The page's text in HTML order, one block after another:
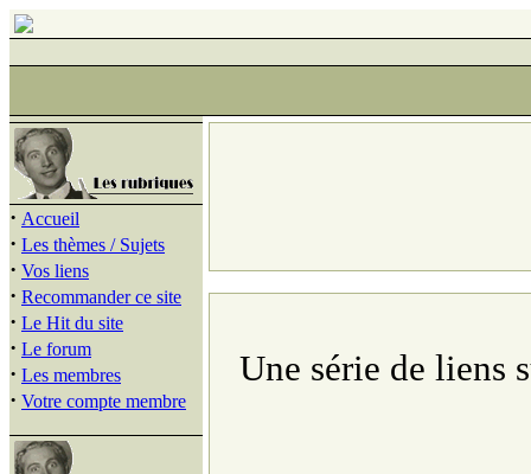
· Accueil
· Les thèmes / Sujets
· Vos liens
· Recommander ce site
· Le Hit du site
· Le forum
· Les membres
· Votre compte membre
Une série de liens